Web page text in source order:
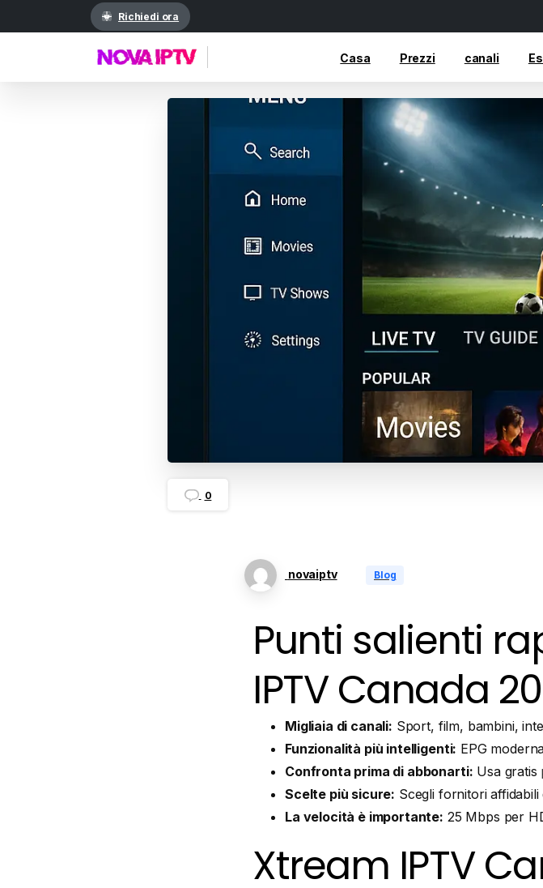
Richiedi ora
Casa Prezzi canali
0
novaiptv Blog
Punti salienti
IPTV Canada
Migliaia di canali: Sport, film, bambini,
Funzionalità più intelligenti: EPG
Confronta prima di abbonarti: Usa gratis
Scelte più sicure: Scegli fornitori
La velocità è importante: 25 Mbps per
Xtream IPTV